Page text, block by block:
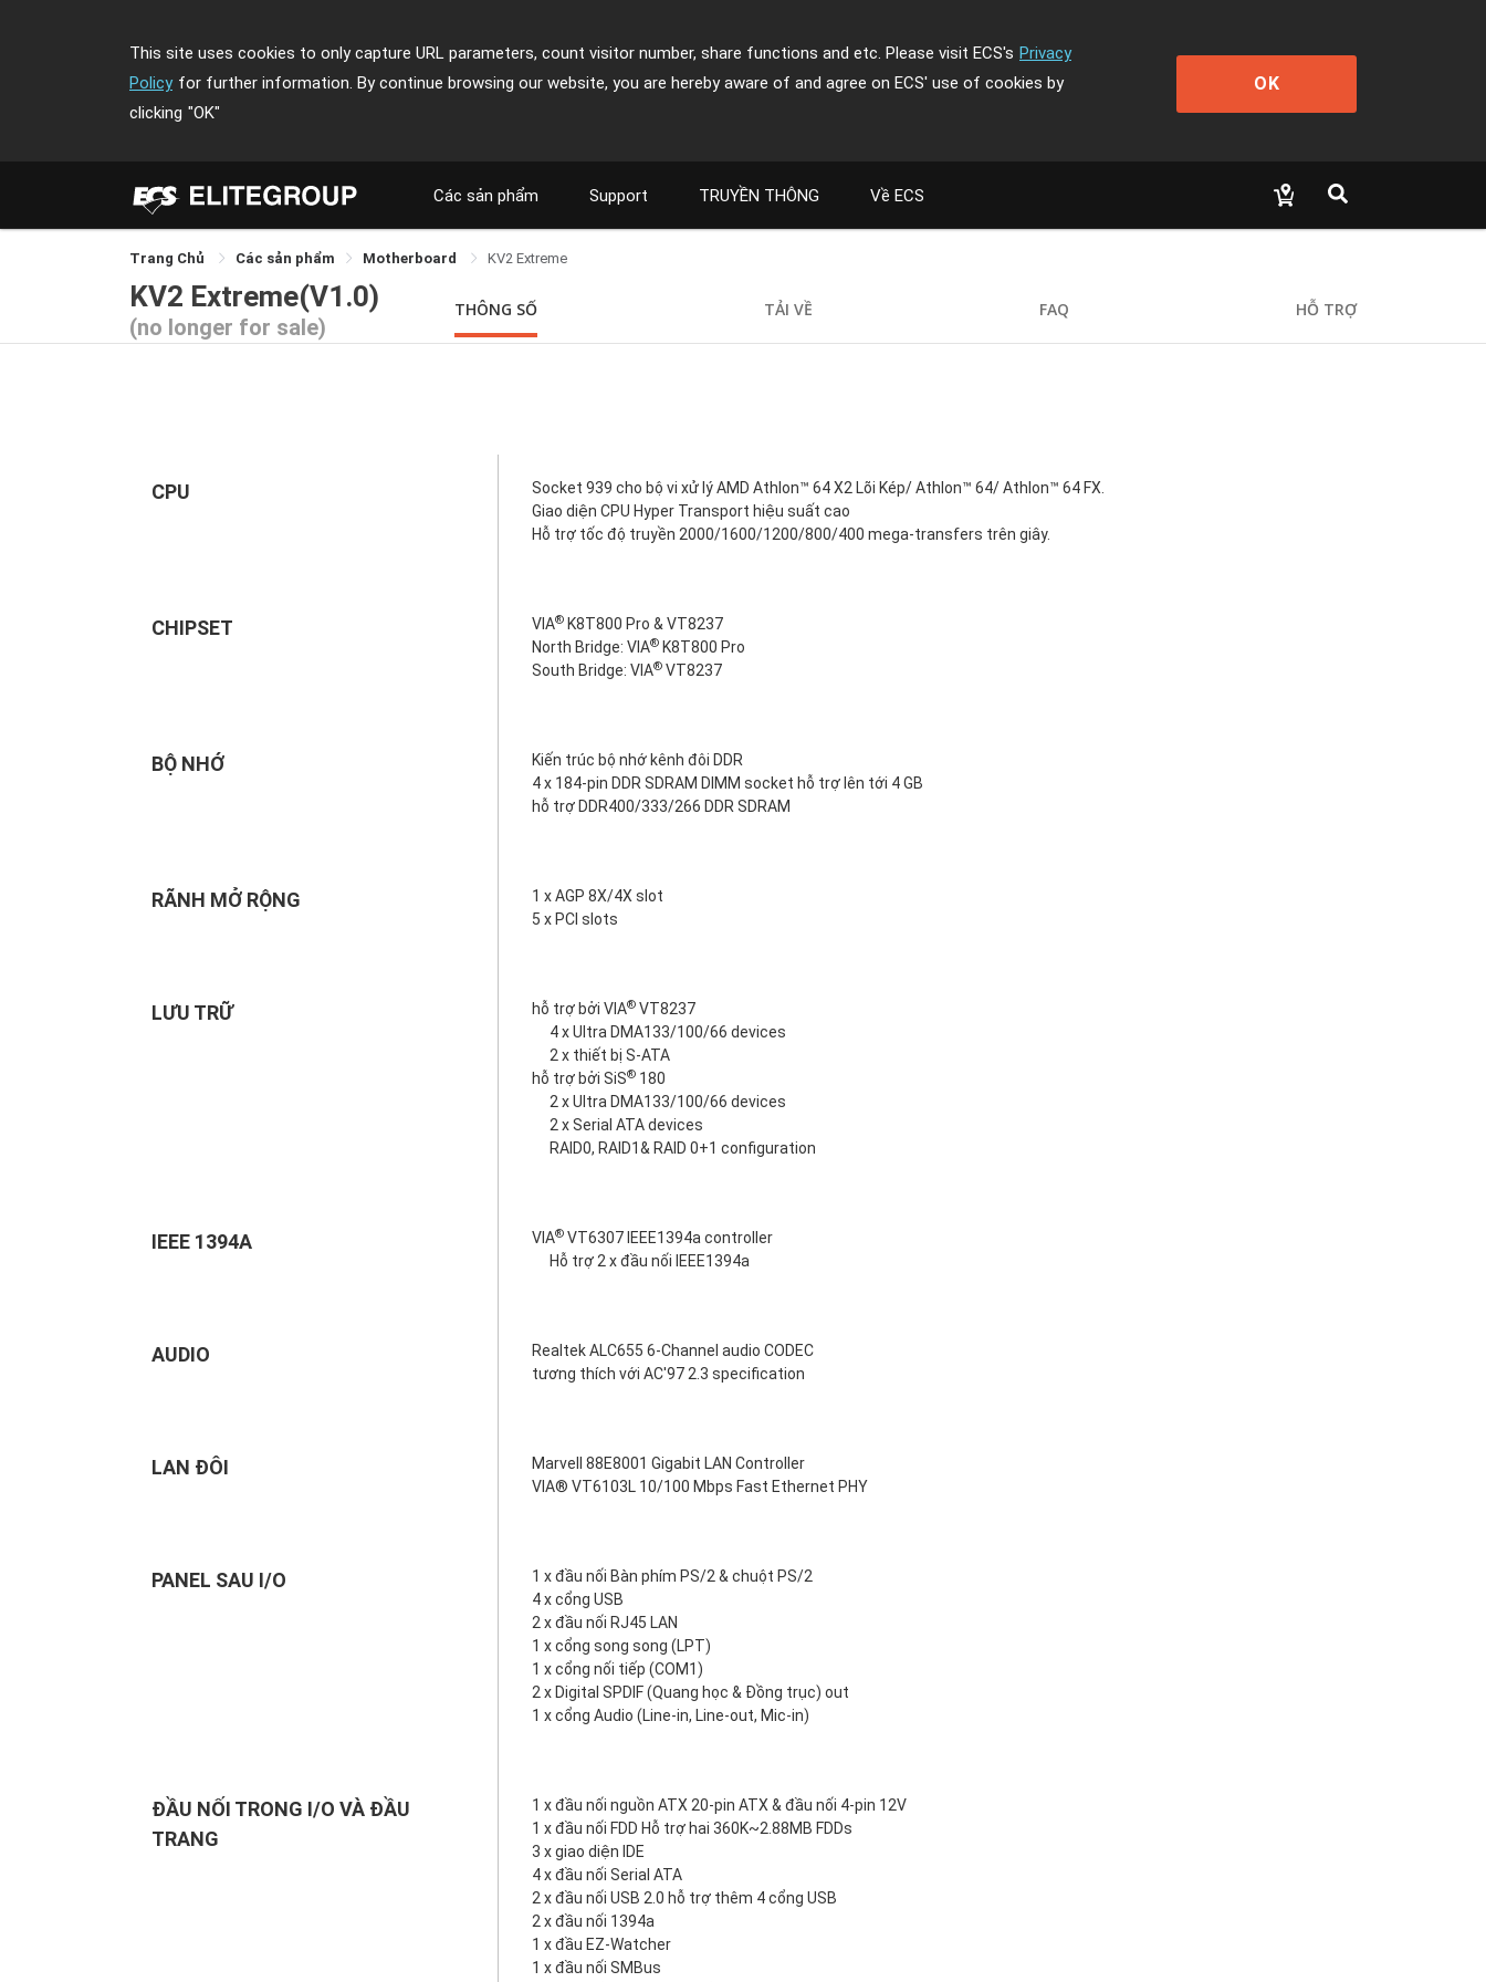
This site uses cookies to only capture URL parameters, count visitor number, share functions and etc. Please visit ECS's Privacy
Policy for further information. By continue browsing our website, you are hereby aware of and agree on ECS' use of cookies by
clicking "OK"
OK
Các sản phẩm Support TRUYỀN THÔNG Về ECS
Trang Chủ Các sản phẩm Motherboard KV2 Extreme
KV2 Extreme(V1.0)
(no longer for sale)
THÔNG SỐ TẢI VỀ FAQ HỖ TRỢ
CPU
Socket 939 cho bộ vi xử lý AMD Athlon™ 64 X2 Lõi Kép/ Athlon™ 64/ Athlon™ 64 FX.
Giao diện CPU Hyper Transport hiệu suất cao
Hỗ trợ tốc độ truyền 2000/1600/1200/800/400 mega-transfers trên giây.
CHIPSET VIA® K8T800 Pro & VT8237
North Bridge: VIA® K8T800 Pro
South Bridge: VIA® VT8237
BỘ NHỚ
Kiến trúc bộ nhớ kênh đôi DDR
4 x 184-pin DDR SDRAM DIMM socket hỗ trợ lên tới 4 GB
hỗ trợ DDR400/333/266 DDR SDRAM
RÃNH MỞ RỘNG
1 x AGP 8X/4X slot
5 x PCI slots
LƯU TRỮ hỗ trợ bởi VIA® VT8237
4 x Ultra DMA133/100/66 devices
2 x thiết bị S-ATA
hỗ trợ bởi SiS® 180
2 x Ultra DMA133/100/66 devices
2 x Serial ATA devices
RAID0, RAID1& RAID 0+1 configuration
IEEE 1394A VIA® VT6307 IEEE1394a controller
Hỗ trợ 2 x đầu nối IEEE1394a
AUDIO
Realtek ALC655 6-Channel audio CODEC
tương thích với AC'97 2.3 specification
LAN ĐÔI
Marvell 88E8001 Gigabit LAN Controller
VIA® VT6103L 10/100 Mbps Fast Ethernet PHY
PANEL SAU I/O
1 x đầu nối Bàn phím PS/2 & chuột PS/2
4 x cổng USB
2 x đầu nối RJ45 LAN
1 x cổng song song (LPT)
1 x cổng nối tiếp (COM1)
2 x Digital SPDIF (Quang học & Đồng trục) out
1 x cổng Audio (Line-in, Line-out, Mic-in)
ĐẦU NỐI TRONG I/O VÀ ĐẦU
TRANG
1 x đầu nối nguồn ATX 20-pin ATX & đầu nối 4-pin 12V
1 x đầu nối FDD Hỗ trợ hai 360K~2.88MB FDDs
3 x giao diện IDE
4 x đầu nối Serial ATA
2 x đầu nối USB 2.0 hỗ trợ thêm 4 cổng USB
2 x đầu nối 1394a
1 x đầu EZ-Watcher
1 x đầu nối SMBus